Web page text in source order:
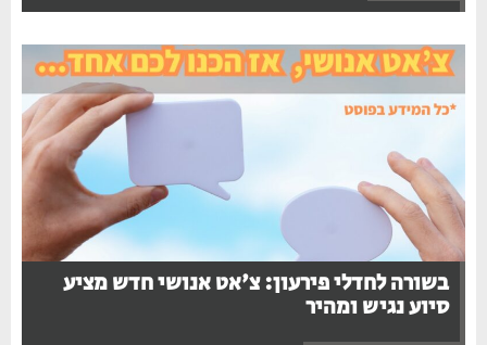
בשורה לחדלי פירעון: צ'אט אנושי חדש מציע
סיוע נגיש ומהיר